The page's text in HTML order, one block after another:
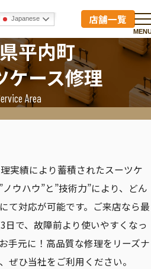
Japanese 店舗一覧
平内町
ケース修理
Area
実績により蓄積されたスーツケ
ウハウ”と”技術力”により、どん
て対応が可能です。ご来店なら最
日で、故障前より使いやすくなっ
手元に！高品質な修理をリーズナ
ぜひ当社をご利用ください。